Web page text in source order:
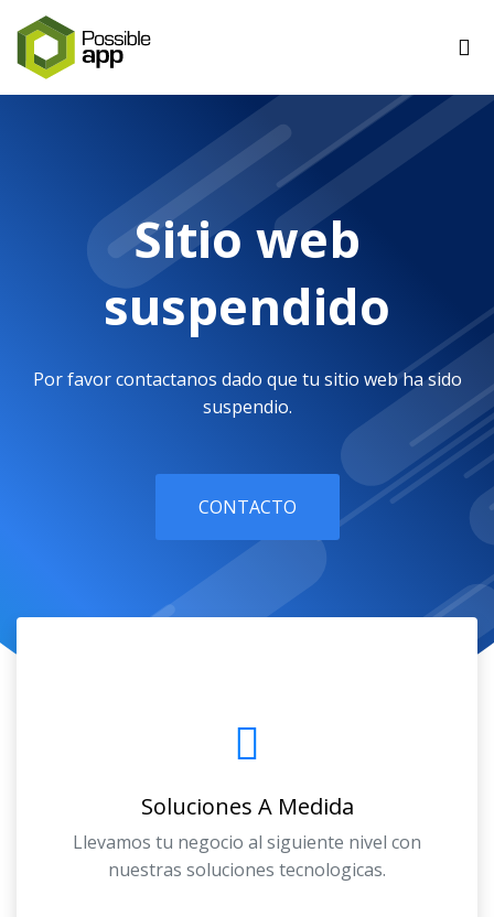
Sitio web
suspendido
Por favor contactanos dado que tu sitio web ha sido
suspendio.
CONTACTO
Soluciones A Medida
Llevamos tu negocio al siguiente nivel con
nuestras soluciones tecnologicas.